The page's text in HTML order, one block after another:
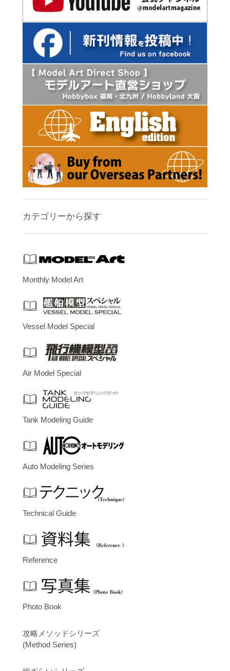
カテゴリーから探す
Monthly Model Art
Vessel Model Special
Air Model Special
Tank Modeling Guide
Auto Modeling Series
Technical Guide
Reference
Photo Book
攻略メソッドシリーズ
(Method Series)